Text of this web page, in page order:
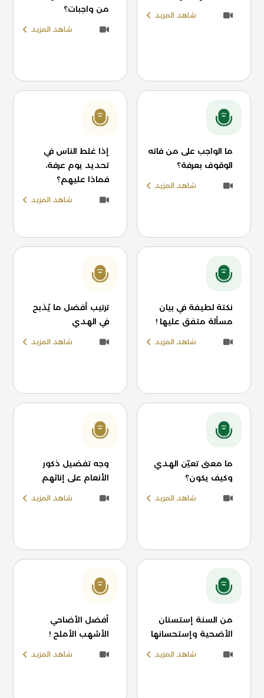
شاهد المزيد
من واجبات؟
شاهد المزيد
ما الواجب على من فاته
الوقوف بعرفة؟
شاهد المزيد
إذا غلط الناس في
تحديد يوم عرفة،
فماذا عليهم؟
شاهد المزيد
نكتة لطيفة في بيان
مسألة متفق عليها !
شاهد المزيد
ترتيب أفضل ما يُذبح
في الهدي
شاهد المزيد
ما معنى تعيّن الهدي
وكيف يكون؟
شاهد المزيد
وجه تفضيل ذكور
الأنعام على إناثهم
شاهد المزيد
من السنة إستسنان
الأضحية وإستحسانها
شاهد المزيد
أفضل الأضاحي
الأشهب الأملح !
شاهد المزيد